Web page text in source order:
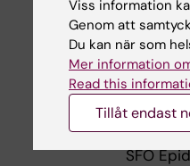
nya
som
Den
Council
SFO
Viss information
Genom att
Du kan när som
Mer information
Read this
Tillåt endast